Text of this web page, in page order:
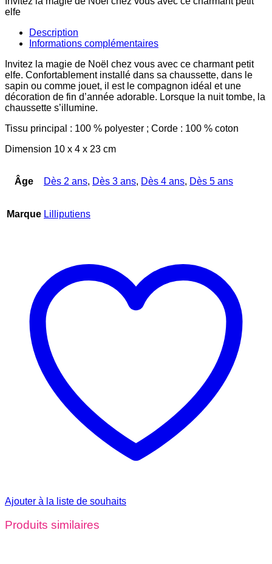
elfe
Description
Informations complémentaires
Invitez la magie de Noël chez vous avec ce charmant petit
elfe. Confortablement installé dans sa chaussette, dans le
sapin ou comme jouet, il est le compagnon idéal et une
décoration de fin d’année adorable. Lorsque la nuit tombe, la
chaussette s’illumine.
Tissu principal : 100 % polyester ; Corde : 100 % coton
Dimension 10 x 4 x 23 cm
Âge Dès 2 ans, Dès 3 ans, Dès 4 ans, Dès 5 ans
Marque Lilliputiens
Ajouter à la liste de souhaits
Produits similaires